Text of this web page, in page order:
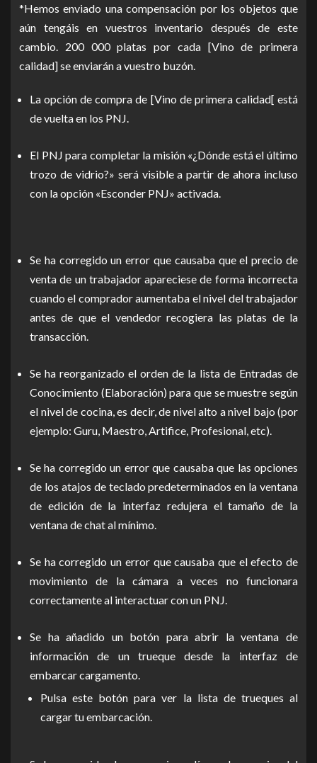
*Hemos enviado una compensación por los objetos que
aún tengáis en vuestros inventario después de este
cambio. 200 000 platas por cada [Vino de primera
calidad] se enviarán a vuestro buzón.
La opción de compra de [Vino de primera calidad[ está
de vuelta en los PNJ.
El PNJ para completar la misión «¿Dónde está el último
trozo de vidrio?» será visible a partir de ahora incluso
con la opción «Esconder PNJ» activada.
Se ha corregido un error que causaba que el precio de
venta de un trabajador apareciese de forma incorrecta
cuando el comprador aumentaba el nivel del trabajador
antes de que el vendedor recogiera las platas de la
transacción.
Se ha reorganizado el orden de la lista de Entradas de
Conocimiento (Elaboración) para que se muestre según
el nivel de cocina, es decir, de nivel alto a nivel bajo (por
ejemplo: Guru, Maestro, Artifice, Profesional, etc).
Se ha corregido un error que causaba que las opciones
de los atajos de teclado predeterminados en la ventana
de edición de la interfaz redujera el tamaño de la
ventana de chat al mínimo.
Se ha corregido un error que causaba que el efecto de
movimiento de la cámara a veces no funcionara
correctamente al interactuar con un PNJ.
Se ha añadido un botón para abrir la ventana de
información de un trueque desde la interfaz de
embarcar cargamento.
Pulsa este botón para ver la lista de trueques al
cargar tu embarcación.